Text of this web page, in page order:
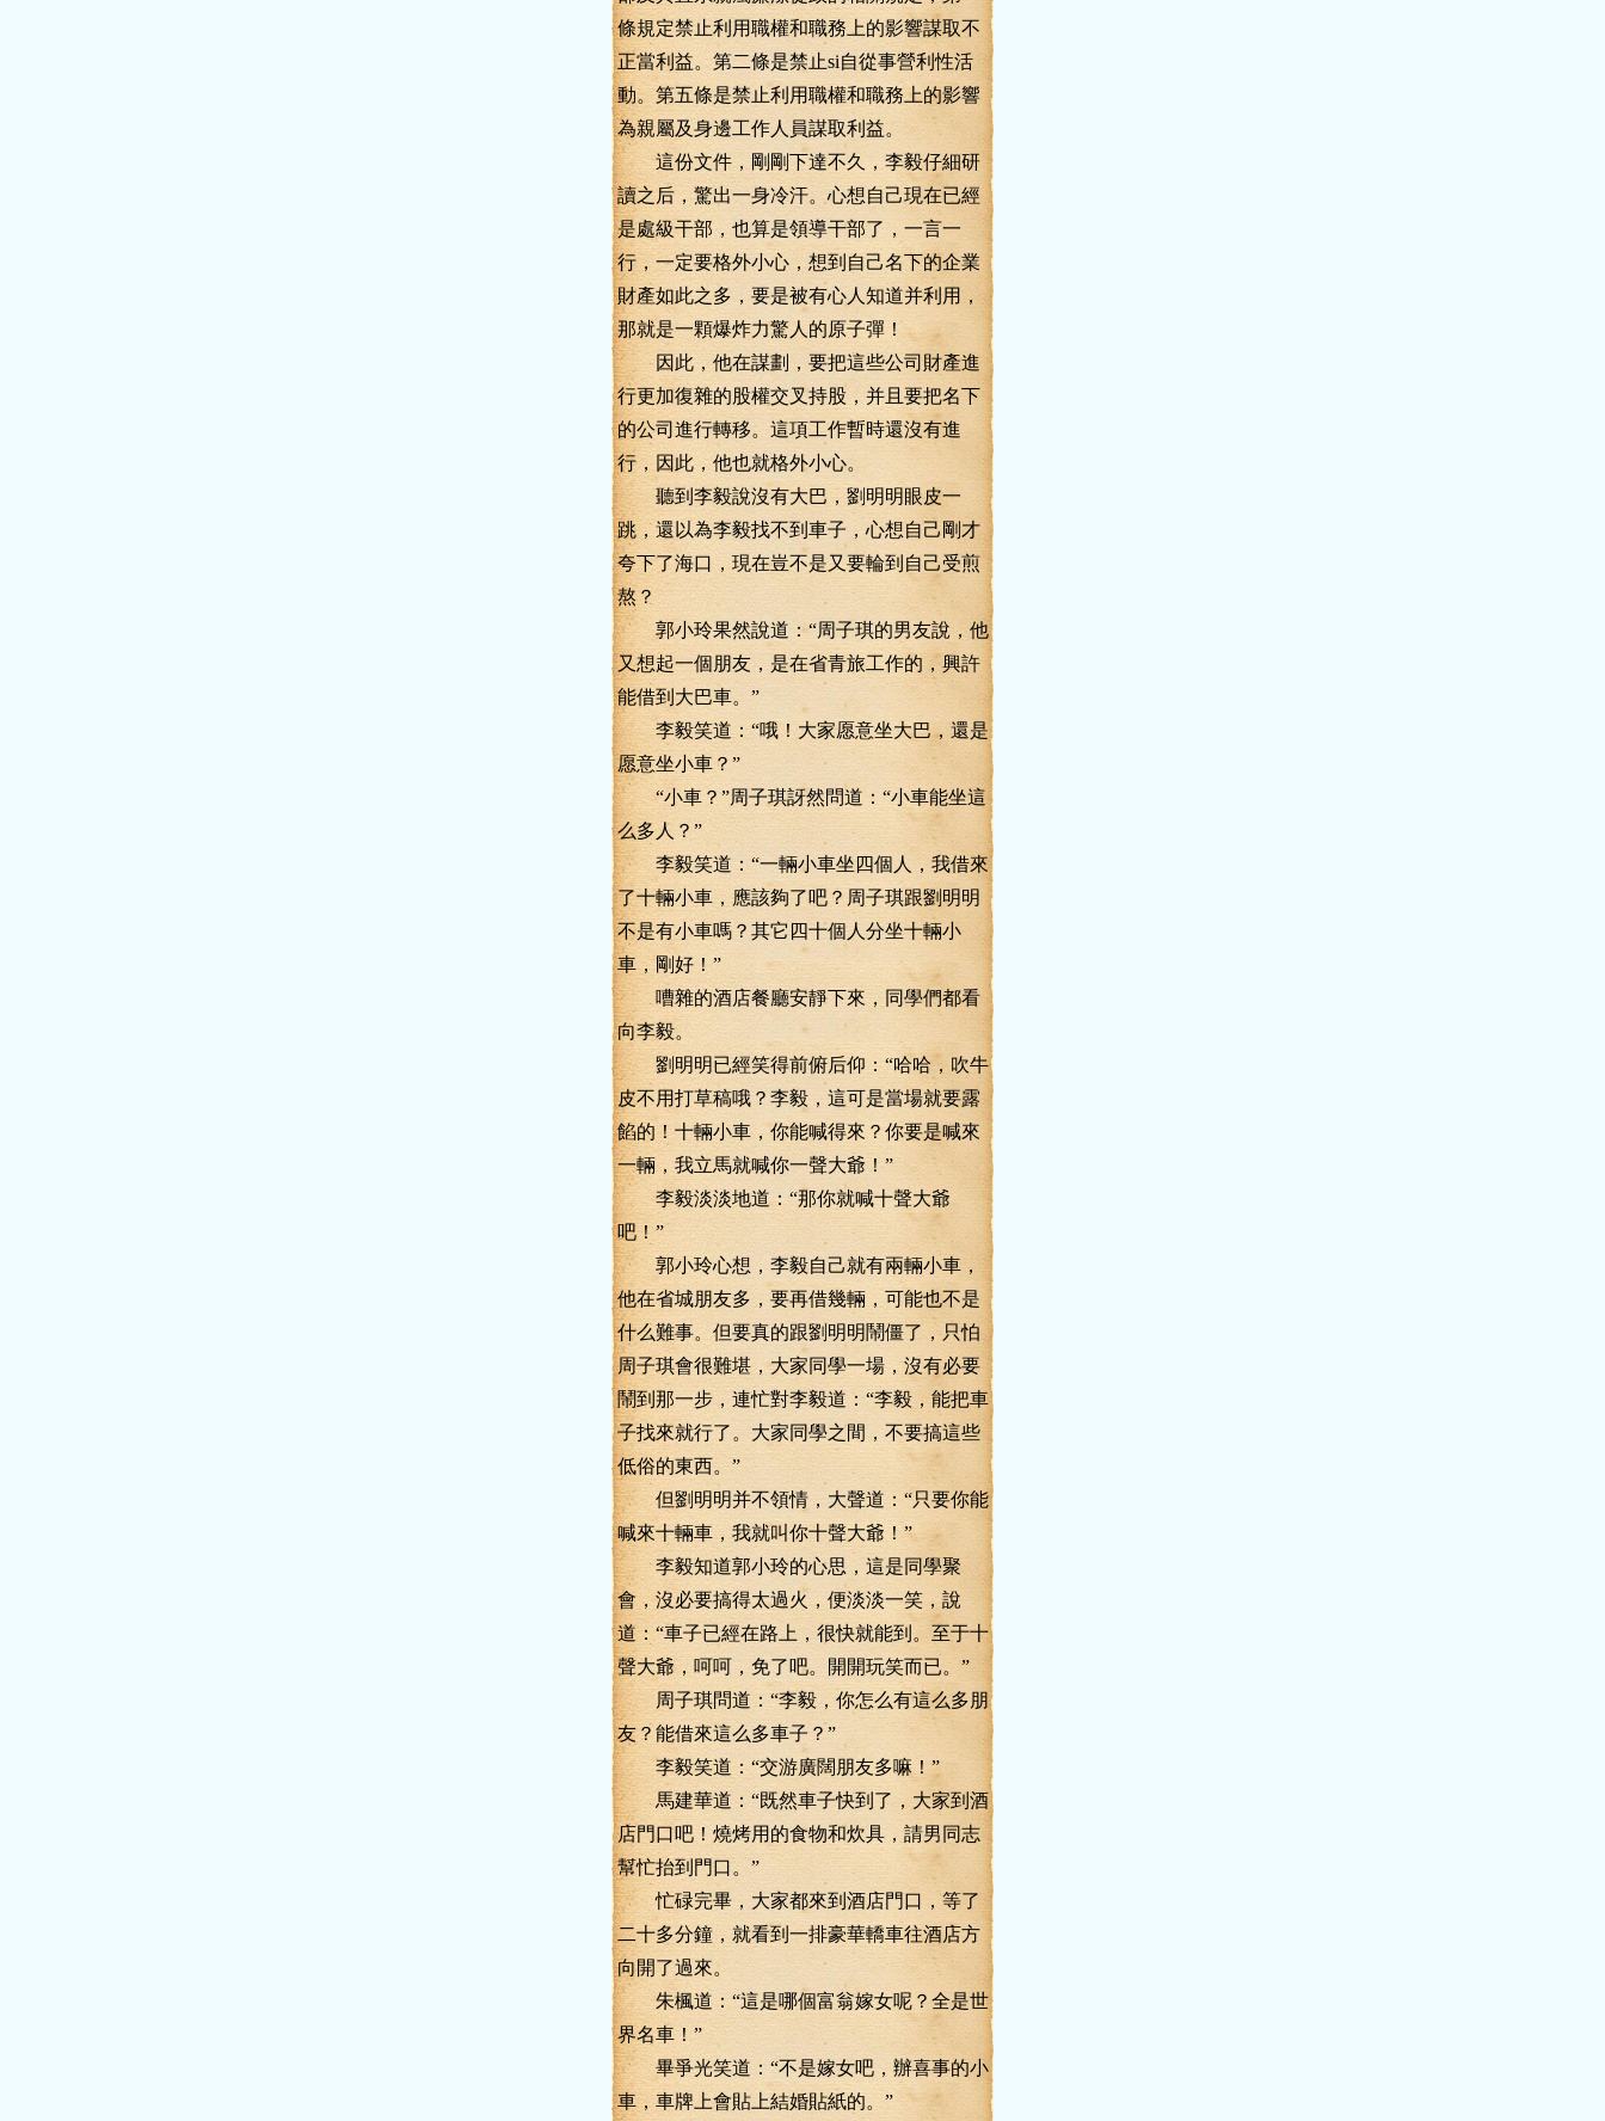
條規定禁止利用職權和職務上的影響謀取不
正當利益。第二條是禁止si自從事營利性活
動。第五條是禁止利用職權和職務上的影響
為親屬及身邊工作人員謀取利益。
這份文件，剛剛下達不久，李毅仔細研
讀之后，驚出一身冷汗。心想自己現在已經
是處級干部，也算是領導干部了，一言一
行，一定要格外小心，想到自己名下的企業
財產如此之多，要是被有心人知道并利用，
那就是一顆爆炸力驚人的原子彈！
因此，他在謀劃，要把這些公司財產進
行更加復雜的股權交叉持股，并且要把名下
的公司進行轉移。這項工作暫時還沒有進
行，因此，他也就格外小心。
聽到李毅說沒有大巴，劉明明眼皮一
跳，還以為李毅找不到車子，心想自己剛才
夸下了海口，現在豈不是又要輪到自己受煎
熬？
郭小玲果然說道：“周子琪的男友說，他
又想起一個朋友，是在省青旅工作的，興許
能借到大巴車。”
李毅笑道：“哦！大家愿意坐大巴，還是
愿意坐小車？”
“小車？”周子琪訝然問道：“小車能坐這
么多人？”
李毅笑道：“一輛小車坐四個人，我借來
了十輛小車，應該夠了吧？周子琪跟劉明明
不是有小車嗎？其它四十個人分坐十輛小
車，剛好！”
嘈雜的酒店餐廳安靜下來，同學們都看
向李毅。
劉明明已經笑得前俯后仰：“哈哈，吹牛
皮不用打草稿哦？李毅，這可是當場就要露
餡的！十輛小車，你能喊得來？你要是喊來
一輛，我立馬就喊你一聲大爺！”
李毅淡淡地道：“那你就喊十聲大爺
吧！”
郭小玲心想，李毅自己就有兩輛小車，
他在省城朋友多，要再借幾輛，可能也不是
什么難事。但要真的跟劉明明鬧僵了，只怕
周子琪會很難堪，大家同學一場，沒有必要
鬧到那一步，連忙對李毅道：“李毅，能把車
子找來就行了。大家同學之間，不要搞這些
低俗的東西。”
但劉明明并不領情，大聲道：“只要你能
喊來十輛車，我就叫你十聲大爺！”
李毅知道郭小玲的心思，這是同學聚
會，沒必要搞得太過火，便淡淡一笑，說
道：“車子已經在路上，很快就能到。至于十
聲大爺，呵呵，免了吧。開開玩笑而已。”
周子琪問道：“李毅，你怎么有這么多朋
友？能借來這么多車子？”
李毅笑道：“交游廣闊朋友多嘛！”
馬建華道：“既然車子快到了，大家到酒
店門口吧！燒烤用的食物和炊具，請男同志
幫忙抬到門口。”
忙碌完畢，大家都來到酒店門口，等了
二十多分鐘，就看到一排豪華轎車往酒店方
向開了過來。
朱楓道：“這是哪個富翁嫁女呢？全是世
界名車！”
畢爭光笑道：“不是嫁女吧，辦喜事的小
車，車牌上會貼上結婚貼紙的。”